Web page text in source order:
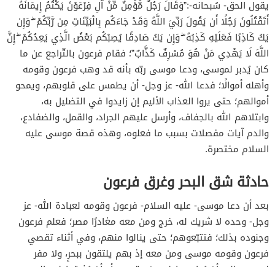
يقول الحق- سُبحانه-:”وَقَالَ رَجُلٌ مُّؤْمِنٌ مِّنْ آلِ فِرْعَوْنَ يَكْتُمُ إِيمَانَهُ
أَتَقْتُلُونَ رَجُلًا أَن يَقُولَ رَبِّيَ اللَّهُ وَقَدْ جَاءَكُم بِالْبَيِّنَاتِ مِن رَّبِّكُمْ ۖ وَإِن
يَكُ كَاذِبًا فَعَلَيْهِ كَذِبُهُ ۖ وَإِن يَكُ صَادِقًا يُصِبْكُم بَعْضُ الَّذِي يَعِدُكُمْ ۖ إِنَّ
اللَّهَ لَا يَهْدِي مَنْ هُوَ مُسْرِفٌ كَذَّابٌ”؛ فقام فرعون بالتّراجع عن ما
كان يُدبر لموسى، ودعا موسى ربّه بأنه قد وهب فرعون وقومه
وأهله أموالًا؛ فدعا الله- عز وجل- أن يطمس على قلوبهم، ويمحو
أموالهم؛ حتى يروا العذاب الأليم إن زايدوا في التضليل به،
وابتلاهم الله بالجفاف، وأرسل عليهم الجراد، والقمل، والضفادع،
والدم آيات مفصلات بسبب ما فعلوه، وهذه قصة موسى عليه
السلام مختصرة.
حادثة شق البحر وغرق فرعون
بعد أن دعا موسى- عليه السلام- فرعون وقومه لعبادة الله- عز
وجل- وحده لا شريك له، خرج ومن معه مغادرًا مصر؛ فعلم فرعون
وجنوده بذلك؛ فتتبّعوهم؛ حتى ينالوا منهم، وفي أثناء تقصي
فرعون وقومه موسى ومن معه إذ بهم يلتقون ببحرٍ، ولا مفر